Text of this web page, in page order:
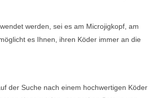
werden, sei es am Microjigkopf, am
es Ihnen, ihren Köder immer an die
der Suche nach einem hochwertigen Köder